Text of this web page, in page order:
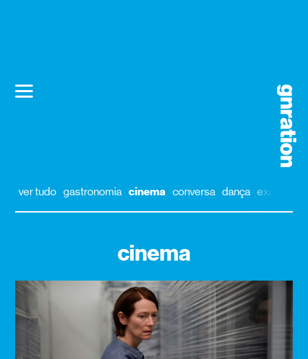
ver tudo gastronomia cinema conversa dança exposição
cinema